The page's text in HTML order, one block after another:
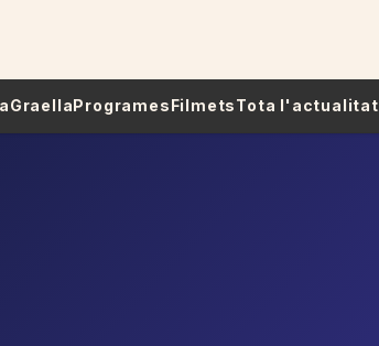
GraellaProgramesFilmetsTota l'actualitat